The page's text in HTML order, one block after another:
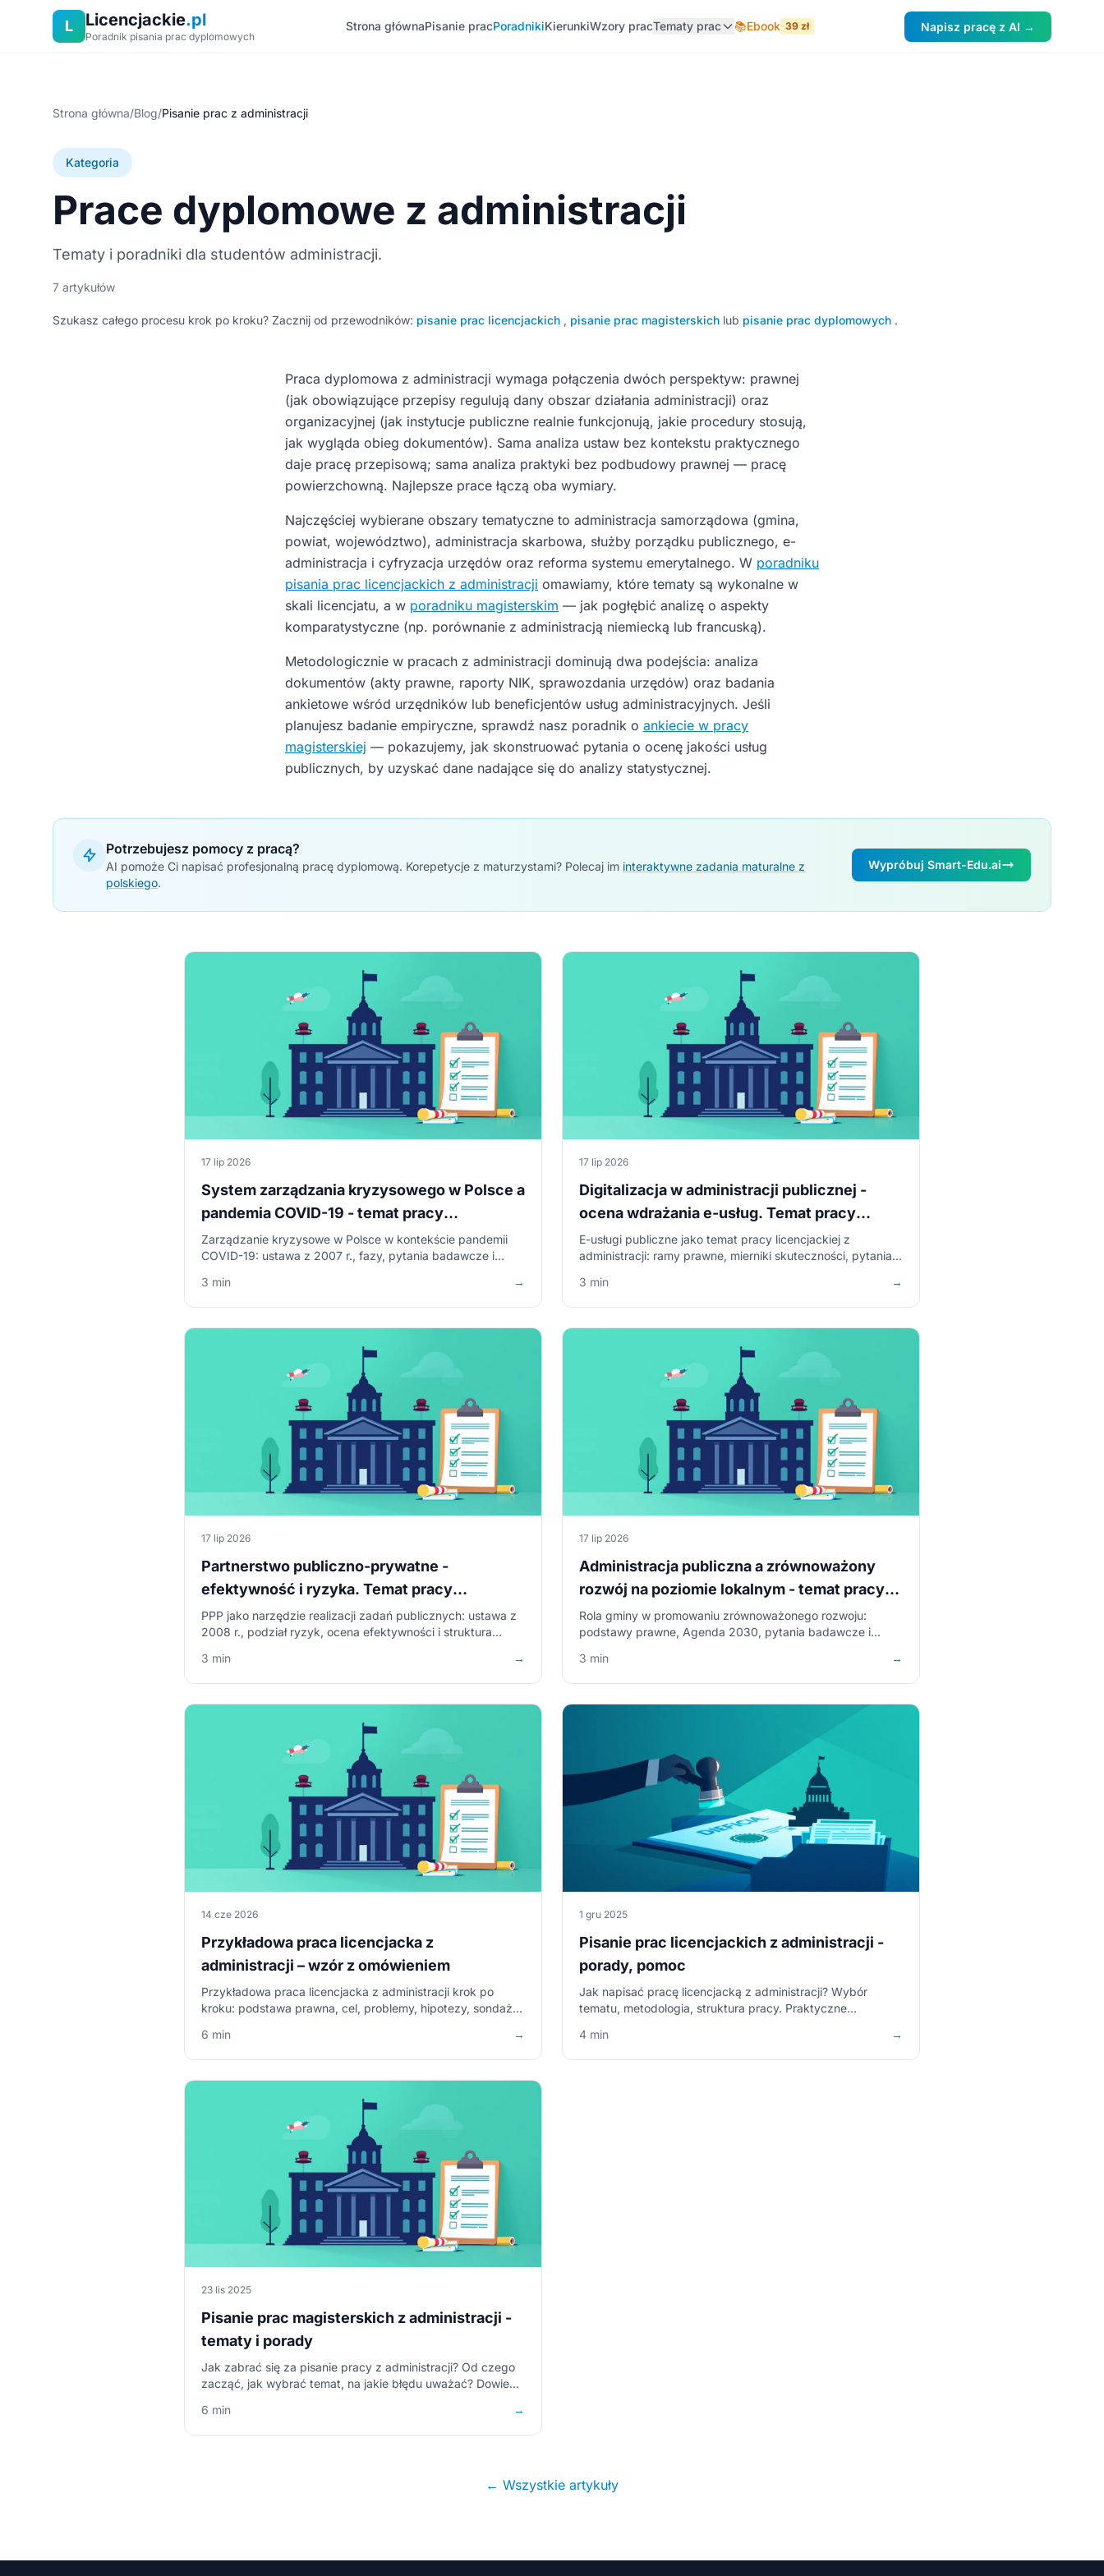
L Licencjackie.pl
Poradnik pisania prac dyplomowych
Strona głównaPisanie pracPoradnikiKierunkiWzory pracTematy prac 📚Ebook 39 zł Napisz pracę z AI →
Strona główna/Blog/Pisanie prac z administracji
Kategoria
Prace dyplomowe z administracji
Tematy i poradniki dla studentów administracji.
7 artykułów
Szukasz całego procesu krok po kroku? Zacznij od przewodników: pisanie prac licencjackich , pisanie prac magisterskich lub pisanie prac dyplomowych .
Praca dyplomowa z administracji wymaga połączenia dwóch perspektyw: prawnej
(jak obowiązujące przepisy regulują dany obszar działania administracji) oraz
organizacyjnej (jak instytucje publiczne realnie funkcjonują, jakie procedury stosują,
jak wygląda obieg dokumentów). Sama analiza ustaw bez kontekstu praktycznego
daje pracę przepisową; sama analiza praktyki bez podbudowy prawnej — pracę
powierzchowną. Najlepsze prace łączą oba wymiary.
Najczęściej wybierane obszary tematyczne to administracja samorządowa (gmina,
powiat, województwo), administracja skarbowa, służby porządku publicznego, e-
administracja i cyfryzacja urzędów oraz reforma systemu emerytalnego. W poradniku
pisania prac licencjackich z administracji omawiamy, które tematy są wykonalne w
skali licencjatu, a w poradniku magisterskim — jak pogłębić analizę o aspekty
komparatystyczne (np. porównanie z administracją niemiecką lub francuską).
Metodologicznie w pracach z administracji dominują dwa podejścia: analiza
dokumentów (akty prawne, raporty NIK, sprawozdania urzędów) oraz badania
ankietowe wśród urzędników lub beneficjentów usług administracyjnych. Jeśli
planujesz badanie empiryczne, sprawdź nasz poradnik o ankiecie w pracy
magisterskiej — pokazujemy, jak skonstruować pytania o ocenę jakości usług
publicznych, by uzyskać dane nadające się do analizy statystycznej.
Potrzebujesz pomocy z pracą?
AI pomoże Ci napisać profesjonalną pracę dyplomową. Korepetycje z maturzystami? Polecaj im interaktywne zadania maturalne z
polskiego.
Wypróbuj Smart-Edu.ai
17 lip 2026
System zarządzania kryzysowego w Polsce a
pandemia COVID-19 - temat pracy
licencjackiej
Zarządzanie kryzysowe w Polsce w kontekście pandemii
COVID-19: ustawa z 2007 r., fazy, pytania badawcze i
3 min →
17 lip 2026
Digitalizacja w administracji publicznej -
ocena wdrażania e-usług. Temat pracy
licencjackiej
E-usługi publiczne jako temat pracy licencjackiej z
administracji: ramy prawne, mierniki skuteczności, pytania
3 min →
17 lip 2026
Partnerstwo publiczno-prywatne -
efektywność i ryzyka. Temat pracy
licencjackiej z administracji
PPP jako narzędzie realizacji zadań publicznych: ustawa z
2008 r., podział ryzyk, ocena efektywności i struktura
3 min →
17 lip 2026
Administracja publiczna a zrównoważony
rozwój na poziomie lokalnym - temat pracy
licencjackiej
Rola gminy w promowaniu zrównoważonego rozwoju:
podstawy prawne, Agenda 2030, pytania badawcze i
3 min →
14 cze 2026
Przykładowa praca licencjacka z
administracji – wzór z omówieniem
Przykładowa praca licencjacka z administracji krok po
kroku: podstawa prawna, cel, problemy, hipotezy, sondaż,
pobrania (PDF, Word).
6 min →
1 gru 2025
Pisanie prac licencjackich z administracji -
porady, pomoc
Jak napisać pracę licencjacką z administracji? Wybór
tematu, metodologia, struktura pracy. Praktyczne
4 min →
23 lis 2025
Pisanie prac magisterskich z administracji -
tematy i porady
Jak zabrać się za pisanie pracy z administracji? Od czego
zacząć, jak wybrać temat, na jakie błędu uważać? Dowiedz
6 min →
← Wszystkie artykuły